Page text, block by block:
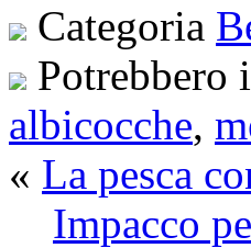
Categoria
Potrebbero
albicocche,
« La pesca
Impacco